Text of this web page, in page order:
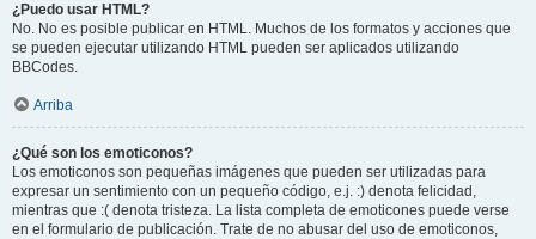
¿Puedo usar HTML?
No. No es posible publicar en HTML. Muchos de los formatos y acciones que
se pueden ejecutar utilizando HTML pueden ser aplicados utilizando
BBCodes.
Arriba
¿Qué son los emoticonos?
Los emoticonos son pequeñas imágenes que pueden ser utilizadas para
expresar un sentimiento con un pequeño código, e.j. :) denota felicidad,
mientras que :( denota tristeza. La lista completa de emoticones puede verse
en el formulario de publicación. Trate de no abusar del uso de emoticonos,